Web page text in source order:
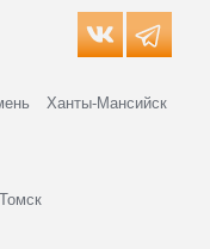
Ханты-Мансийск
Томск